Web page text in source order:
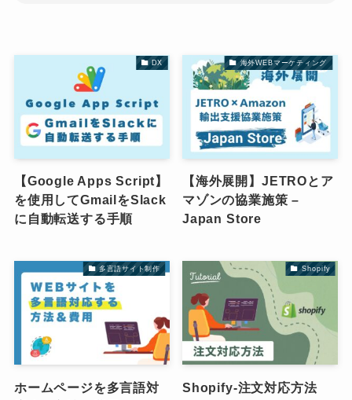
DX
【Google Apps Script】
を使用してGmailをSlack
に自動転送する手順
海外WEBマーケティング
【海外展開】JETROとア
マゾンの協業施策 –
Japan Store
多言語サイト制作
ホームページを多言語対
Shopify
Shopify-注文対応方法